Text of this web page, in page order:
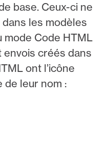
base. Ceux-ci ne
les modèles
mode Code HTML
envois créés dans
ont l’icône
de leur nom :